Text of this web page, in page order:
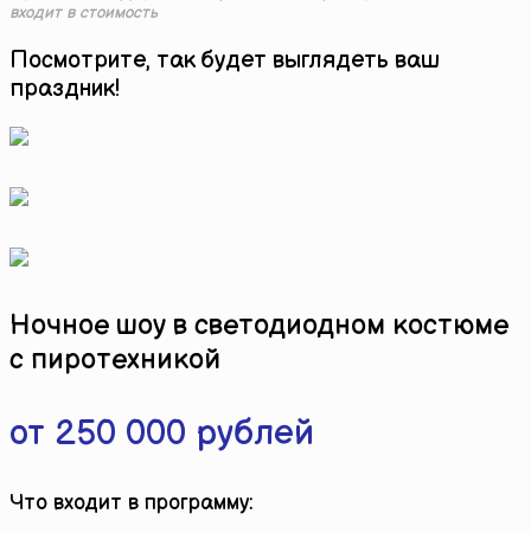
входит в стоимость
Посмотрите, так будет выглядеть ваш
праздник!
Ночное шоу в светодиодном костюме
с пиротехникой
от 250 000 рублей
Что входит в программу: